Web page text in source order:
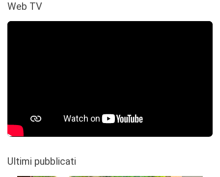
Web TV
Ultimi pubblicati